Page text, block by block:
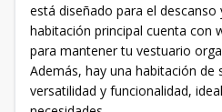
está diseñado para el descanso
habitación principal cuenta con
para mantener tu vestuario
Además, hay una habitación de
versatilidad y funcionalidad,